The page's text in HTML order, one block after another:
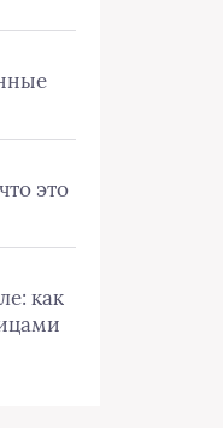
это
как